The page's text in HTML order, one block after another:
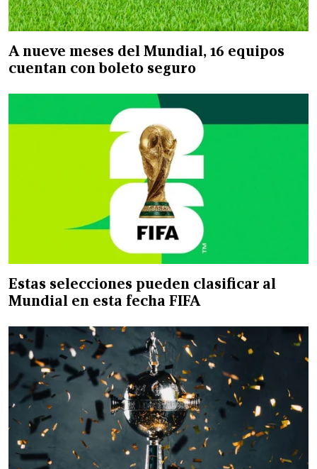
A nueve meses del Mundial, 16 equipos
cuentan con boleto seguro
Estas selecciones pueden clasificar al
Mundial en esta fecha FIFA